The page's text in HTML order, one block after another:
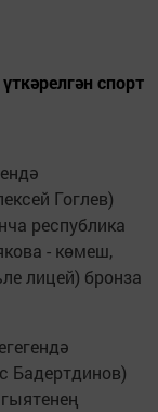
спорт
Гоглев)
республика
- көмеш,
лицей) бронза
Бадертдинов)